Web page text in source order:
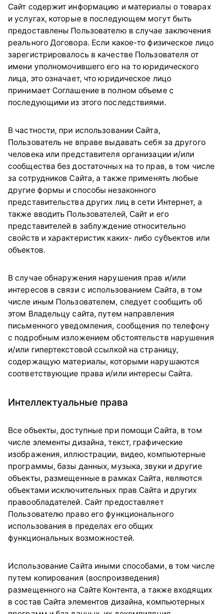
Сайт содержит информацию и материалы о товарах
и услугах, которые в последующем могут быть
предоставлены Пользователю в случае заключения
реального Договора. Если какое-то физическое лицо
зарегистрировалось в качестве Пользователя от
имени уполномочившего его на то юридического
лица, это означает, что юридическое лицо
принимает Соглашение в полном объеме с
последующими из этого последствиями.
В частности, при использовании Сайта,
Пользователь не вправе выдавать себя за другого
человека или представителя организации и/или
сообщества без достаточных на то прав, в том числе
за сотрудников Сайта, а также применять любые
другие формы и способы незаконного
представительства других лиц в сети Интернет, а
также вводить Пользователей, Сайт и его
представителей в заблуждение относительно
свойств и характеристик каких- либо субъектов или
объектов.
В случае обнаружения нарушения прав и/или
интересов в связи с использованием Сайта, в том
числе иным Пользователем, следует сообщить об
этом Владельцу сайта, путем направления
письменного уведомления, сообщения по телефону
с подробным изложением обстоятельств нарушения
и/или гипертекстовой ссылкой на страницу,
содержащую материалы, которыми нарушаются
соответствующие права и/или интересы Сайта.
Интеллектуальные права
Все объекты, доступные при помощи Сайта, в том
числе элементы дизайна, текст, графические
изображения, иллюстрации, видео, компьютерные
программы, базы данных, музыка, звуки и другие
объекты, размещенные в рамках Сайта, являются
объектами исключительных прав Сайта и других
правообладателей. Сайт предоставляет
Пользователю право его функционального
использования в пределах его общих
функциональных возможностей.
Использование Сайта иными способами, в том числе
путем копирования (воспроизведения)
размещенного на Сайте Контента, а также входящих
в состав Сайта элементов дизайна, компьютерных